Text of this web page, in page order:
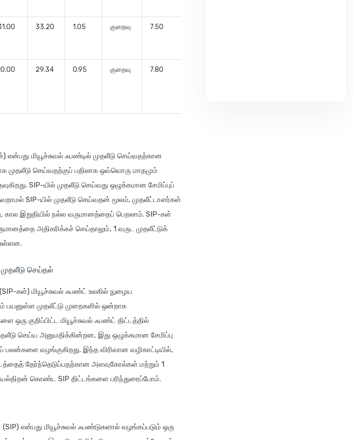
33.20 1.05 குறைவு 7.50
29.34 0.95 குறைவு 7.80
மியூச்சுவல் ஃபண்டில் முதலீடு செய்வதற்கான
முதலீடு செய்வதற்குப் பதிலாக ஒவ்வொரு மாதமும்
SIP-யில் முதலீடு செய்வது ஒழுக்கமான சேமிப்புப்
SIP-யில் முதலீடு செய்வதன் மூலம், முதலீட்டாளர்கள்
கால இறுதியில் நல்ல வருமானத்தைப் பெறலாம். SIP-கள்
அதிகரிக்கச் செய்தாலும், 1 வருட முதலீட்டுக்
உள்ளன.
முதலீடு செய்தல்
கள்) மியூச்சுவல் ஃபண்ட் உலகில் நுழைய
பயனுள்ள முதலீட்டு முறைகளில் ஒன்றாக
ஒரு குறிப்பிட்ட மியூச்சுவல் ஃபண்ட் திட்டத்தில்
செய்ய அனுமதிக்கின்றன, இது ஒழுக்கமான சேமிப்பு
பலன்களை வழங்குகிறது. இந்த விரிவான வழிகாட்டியில்,
தேர்ந்தெடுப்பதற்கான அளவுகோல்கள் மற்றும் 1
கொண்ட SIP திட்டங்களை பரிந்துரைப்போம்.
என்பது மியூச்சுவல் ஃபண்டுகளால் வழங்கப்படும் ஒரு